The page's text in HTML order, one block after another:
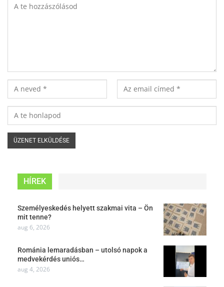
HÍREK
Személyeskedés helyett szakmai vita – Ön
mit tenne?
aug 6, 2026
Románia lemaradásban – utolsó napok a
medvekérdés uniós…
aug 4, 2026